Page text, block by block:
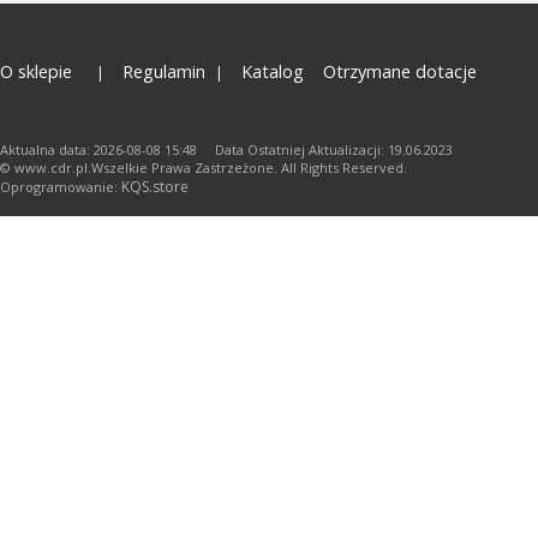
O sklepie Regulamin Katalog Otrzymane dotacje
Aktualna data: 2026-08-08 15:48 Data Ostatniej Aktualizacji: 19.06.2023
© www.cdr.pl.Wszelkie Prawa Zastrzeżone. All Rights Reserved.
Oprogramowanie: KQS.store